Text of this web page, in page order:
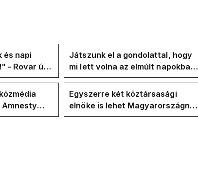
és napi
- Rovar úr
a
Játszunk el a gondolattal, hogy
mi lett volna az elmúlt napokban
rezsicsökkentés nélkül
Egyszerre két köztársasági
elnöke is lehet Magyarországnak
jövő hétre